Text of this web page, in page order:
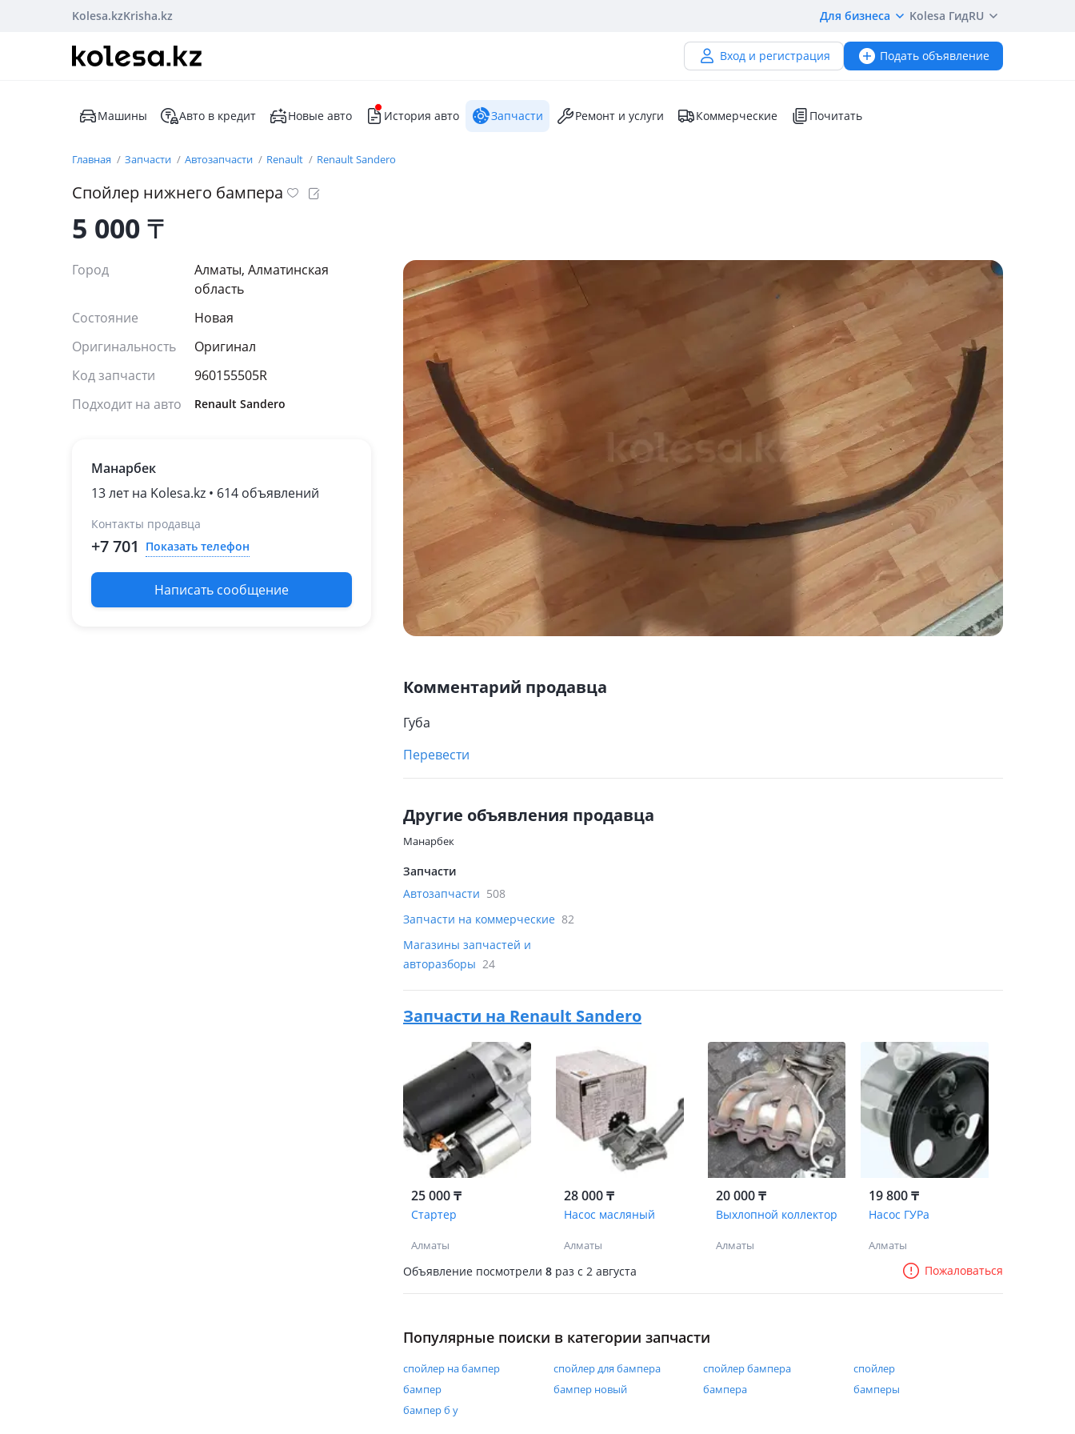
Kolesa.kzKrisha.kz Для бизнеса Kolesa ГидRU
Вход и регистрация Подать объявление
Машины Авто в кредит Новые авто История авто Запчасти Ремонт и услуги Коммерческие Почитать
Главная Запчасти Автозапчасти Renault Renault Sandero
Спойлер нижнего бампера
5 000₸
Город
Алматы, Алматинская
область
Состояние
Новая
Оригинальность
Оригинал
Код запчасти
960155505R
Подходит на авто
Renault Sandero
Манарбек
13 лет на Kolesa.kz • 614 объявлений
Контакты продавца
+7 701 Показать телефон
Написать сообщение
Комментарий продавца
Губа
Перевести
Другие объявления продавца
Манарбек
Запчасти
Автозапчасти 508
Запчасти на коммерческие 82
Магазины запчастей и
авторазборы 24
Запчасти на Renault Sandero
25 000 ₸
Стартер
Алматы
28 000 ₸
Насос масляный
Алматы
20 000 ₸
Выхлопной коллектор
Алматы
19 800 ₸
Насос ГУРа
Алматы
Объявление посмотрели 8 раз c 2 августа Пожаловаться
Популярные поиски в категории запчасти
спойлер на бампер спойлер для бампера спойлер бампера
спойлер
бампер
бампер новый бампера
бамперы
бампер б у